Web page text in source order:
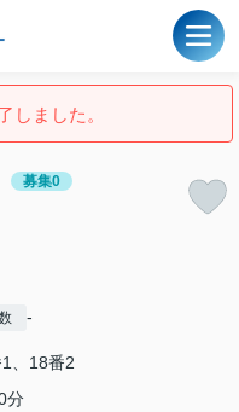
しました。
募集0
-
、18番2
分